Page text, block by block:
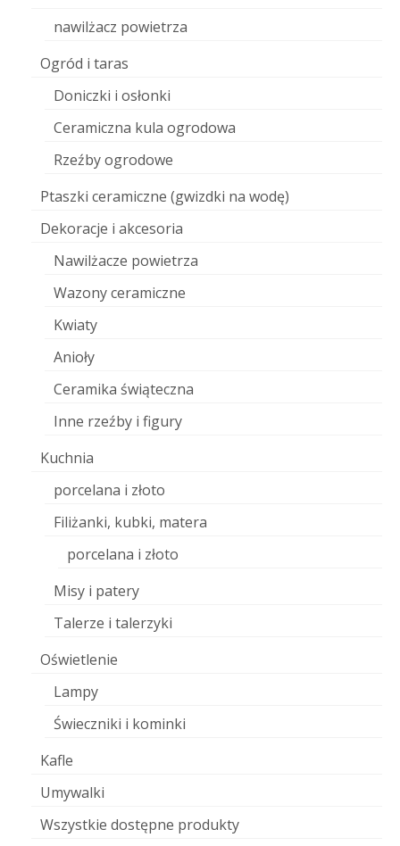
nawilżacz powietrza
Ogród i taras
Doniczki i osłonki
Ceramiczna kula ogrodowa
Rzeźby ogrodowe
Ptaszki ceramiczne (gwizdki na wodę)
Dekoracje i akcesoria
Nawilżacze powietrza
Wazony ceramiczne
Kwiaty
Anioły
Ceramika świąteczna
Inne rzeźby i figury
Kuchnia
porcelana i złoto
Filiżanki, kubki, matera
porcelana i złoto
Misy i patery
Talerze i talerzyki
Oświetlenie
Lampy
Świeczniki i kominki
Kafle
Umywalki
Wszystkie dostępne produkty